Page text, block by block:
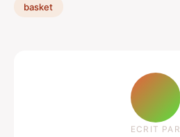
basket
ECRIT PAR